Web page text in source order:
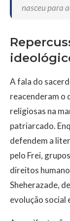
nasceu para
A fala do
reacenderam o
religiosas na
patriarcado.
defendem a
pelo Frei,
direitos
Sheherazade,
evolução social